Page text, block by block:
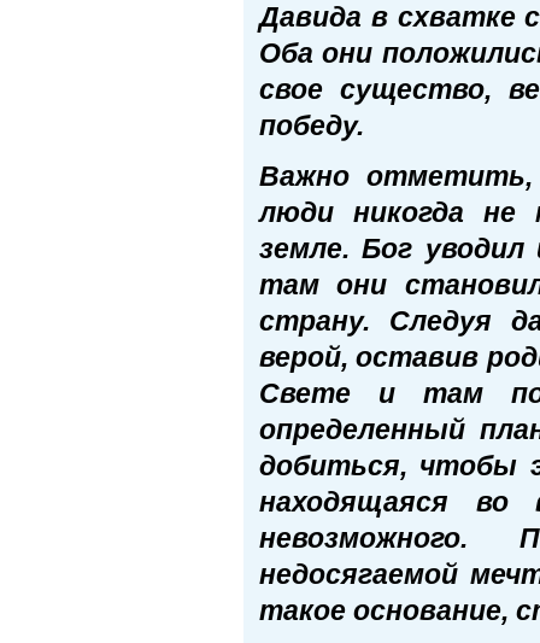
Давида в схватке
Оба они
свое существо,
победу.
Важно отметить,
люди никогда не
земле. Бог
там они
страну. Следуя
верой, оставив
Свете и там
определенный
добиться, чтобы
находящаяся
невозможного.
недосягаемой
такое основание,